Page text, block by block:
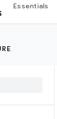
Essentials